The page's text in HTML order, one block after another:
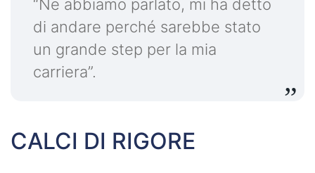
“Ne abbiamo parlato, mi ha detto
di andare perché sarebbe stato
un grande step per la mia
carriera”.
CALCI DI RIGORE